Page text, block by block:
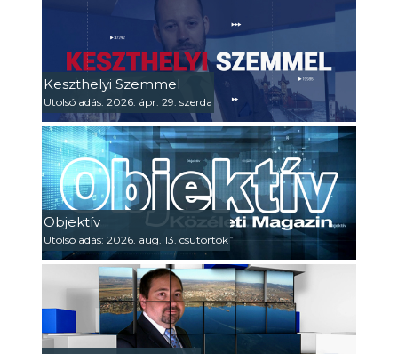
Keszthelyi Szemmel
Utolsó adás: 2026. ápr. 29. szerda
Objektív
Utolsó adás: 2026. aug. 13. csütörtök